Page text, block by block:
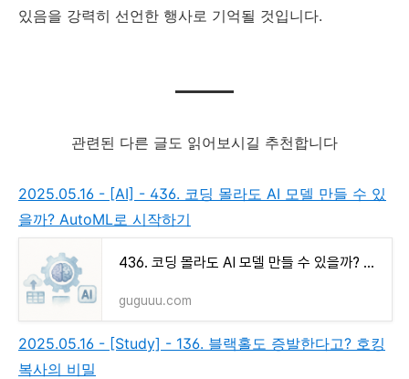
있음을 강력히 선언한 행사로 기억될 것입니다.
관련된 다른 글도 읽어보시길 추천합니다
2025.05.16 - [AI] - 436. 코딩 몰라도 AI 모델 만들 수 있
을까? AutoML로 시작하기
436. 코딩 몰라도 AI 모델 만들 수 있을까? AutoML로 시작하기
guguuu.com
2025.05.16 - [Study] - 136. 블랙홀도 증발한다고? 호킹
복사의 비밀